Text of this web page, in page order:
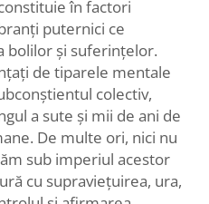
în factori
puternici ce
bolilor și suferințelor.
de tiparele mentale
colectiv,
a sute și mii de ani de
De multe ori, nici nu
sub imperiul acestor
cu supraviețuirea, ura,